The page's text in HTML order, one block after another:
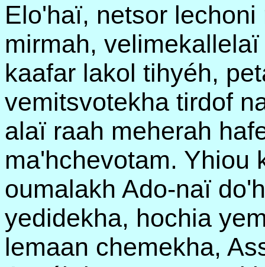
Elo'haï, netsor
mirmah,
kaafar lakol tihyéh,
vemitsvotekha tirdof
alaï raah meherah
ma'hchevotam. Yhiou
oumalakh Ado-naï
yedidekha, hochia
lemaan chemekha,